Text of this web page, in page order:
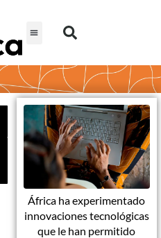
África ha experimentado
innovaciones tecnológicas
que le han permitido